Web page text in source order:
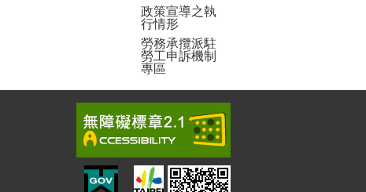
政策宣導之執
行情形
勞務承攬派駐
勞工申訴機制
專區